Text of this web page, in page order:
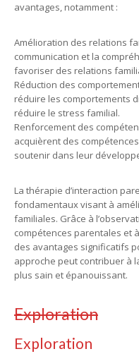
avantages, notamment :
Amélioration des relations
communication et la
favoriser des relations
Réduction des
réduire les comportements
réduire le stress familial.
Renforcement des
acquièrent des
soutenir dans leur
La thérapie d’interaction
fondamentaux visant à
familiales. Grâce à
compétences parentales et
des avantages significatifs
approche peut contribuer à
plus sain et épanouissant.
Exploration
Exploration